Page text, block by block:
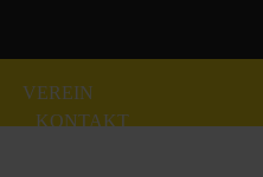
VEREIN
KONTAKT